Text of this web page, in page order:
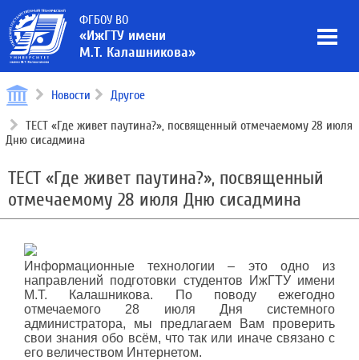
ФГБОУ ВО
«ИжГТУ имени
М.Т. Калашникова»
Новости Другое
ТЕСТ «Где живет паутина?», посвященный отмечаемому 28 июля
Дню сисадмина
ТЕСТ «Где живет паутина?», посвященный
отмечаемому 28 июля Дню сисадмина
Информационные технологии – это одно из
направлений подготовки студентов ИжГТУ имени
М.Т. Калашникова. По поводу ежегодно
отмечаемого 28 июля Дня системного
администратора, мы предлагаем Вам проверить
свои знания обо всём, что так или иначе связано с
его величеством Интернетом.